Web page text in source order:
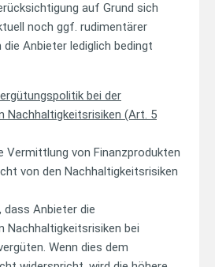
auf Grund sich
noch ggf. rudimentärer
Anbieter lediglich bedingt
bei der
Nachhaltigkeitsrisiken (Art. 5
Vermittlung von Finanzprodukten
von den Nachhaltigkeitsrisiken
dass Anbieter die
Nachhaltigkeitsrisiken bei
Wenn dies dem